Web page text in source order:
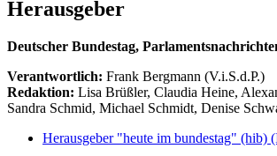
Herausgeber
Deutscher Bundestag,
Verantwortlich: Frank Bergmann (V.i.S.d.P.)
Redaktion: Lisa Brüßler, Claudia Heine,
Sandra Schmid, Michael Schmidt, Denise
Herausgeber "heute im bundestag" (hib)